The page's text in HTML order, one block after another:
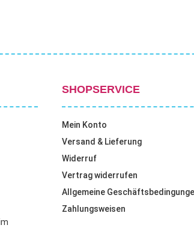
SHOPSERVICE
Mein Konto
Versand & Lieferung
Widerruf
Vertrag widerrufen
Allgemeine
Zahlungsweisen